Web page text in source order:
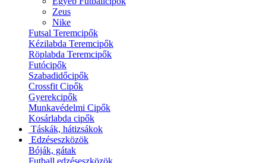
Zeus
Nike
Futsal Teremcipők
Kézilabda Teremcipők
Röplabda Teremcipők
Futócipők
Szabadidőcipők
Crossfit Cipők
Gyerekcipők
Munkavédelmi Cipők
Kosárlabda cipők
Táskák, hátizsákok
Edzéseszközök
Bóják, gátak
Futball edzéseszközök